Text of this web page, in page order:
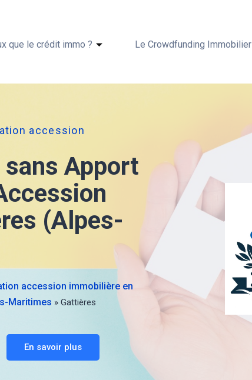
que le crédit immo ? Le Crowdfunding Immobilier
accession
Apport
(Alpes-
accession immobilière en
Maritimes » Gattières
En savoir plus